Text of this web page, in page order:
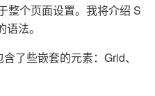
整个页面设置。我将介绍 S
法。
了些嵌套的元素：Grid、